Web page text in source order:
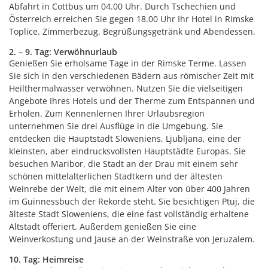
Abfahrt in Cottbus um 04.00 Uhr. Durch Tschechien und
Österreich erreichen Sie gegen 18.00 Uhr Ihr Hotel in Rimske
Toplice. Zimmerbezug, Begrüßungsgetränk und Abendessen.
2. – 9. Tag: Verwöhnurlaub
Genießen Sie erholsame Tage in der Rimske Terme. Lassen
Sie sich in den verschiedenen Bädern aus römischer Zeit mit
Heilthermalwasser verwöhnen. Nutzen Sie die vielseitigen
Angebote Ihres Hotels und der Therme zum Entspannen und
Erholen. Zum Kennenlernen Ihrer Urlaubsregion
unternehmen Sie drei Ausflüge in die Umgebung. Sie
entdecken die Hauptstadt Sloweniens, Ljubljana, eine der
kleinsten, aber eindrucksvollsten Hauptstädte Europas. Sie
besuchen Maribor, die Stadt an der Drau mit einem sehr
schönen mittelalterlichen Stadtkern und der ältesten
Weinrebe der Welt, die mit einem Alter von über 400 Jahren
im Guinnessbuch der Rekorde steht. Sie besichtigen Ptuj, die
älteste Stadt Sloweniens, die eine fast vollständig erhaltene
Altstadt offeriert. Außerdem genießen Sie eine
Weinverkostung und Jause an der Weinstraße von Jeruzalem.
10. Tag: Heimreise